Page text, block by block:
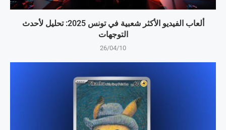
ألعاب الفيديو الأكثر شعبية في تونس 2025: تحليل لأحدث
التوجهات
26/04/10